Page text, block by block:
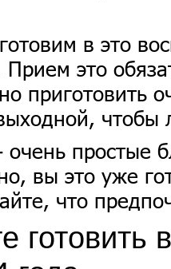
в это
это
приготовить
чтобы
очень простые
вы это уже
что